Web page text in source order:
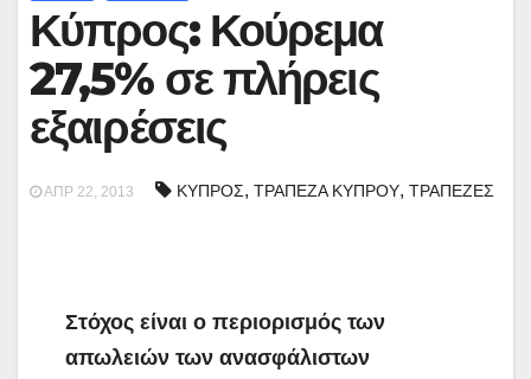
Κύπρος: Κούρεμα
27,5% σε πλήρεις
εξαιρέσεις
ΑΠΡ 22, 2013 ΚΥΠΡΟΣ, ΤΡΑΠΕΖΑ ΚΥΠΡΟΥ, ΤΡΑΠΕΖΕΣ
Στόχος είναι ο περιορισμός των
απωλειών των ανασφάλιστων